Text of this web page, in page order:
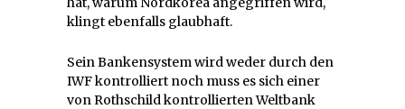
klingt ebenfalls glaubhaft.
Sein Bankensystem wird weder durch den
IWF kontrolliert noch muss es sich einer
von Rothschild kontrollierten Weltbank